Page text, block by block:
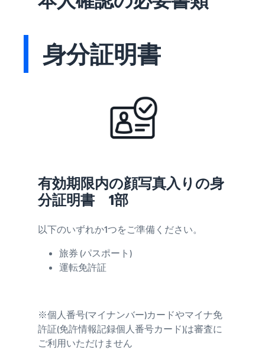
身分証明書
有効期限内の顔写真入りの身
分証明書 1部
以下のいずれか1つをご準備ください。
旅券 (パスポート)
運転免許証
※個人番号(マイナンバー)カードやマイナ免
許証(免許情報記録個人番号カード)は審査に
ご利用いただけません